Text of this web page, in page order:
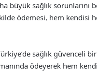
büyük sağlık sorunlarını
ödemesi, hem kendisi
sağlık güvenceli
ödeyerek hem